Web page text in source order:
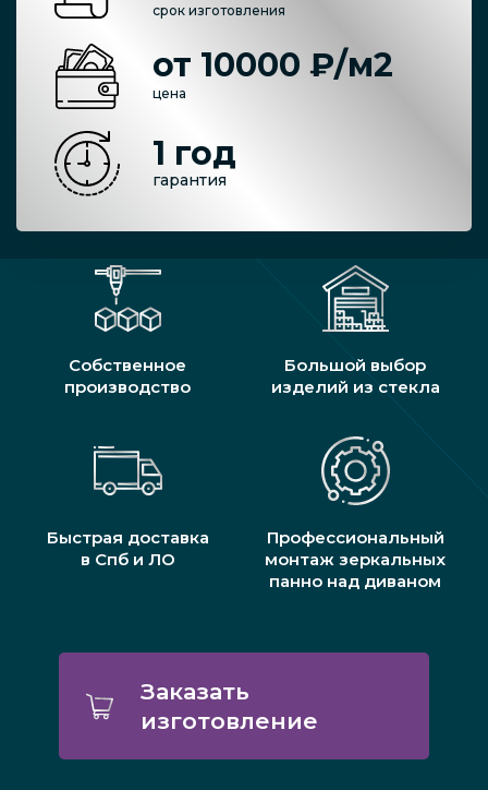
срок изготовления
от 10000 ₽/м2
цена
1 год
гарантия
Собственное
производство
Большой выбор
изделий из стекла
Быстрая доставка
в Спб и ЛО
Профессиональный
монтаж зеркальных
панно над диваном
Заказать
изготовление